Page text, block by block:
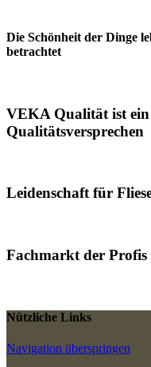
Die Schönheit der Dinge
betrachtet
VEKA Qualität ist ein
Qualitätsversprechen
Leidenschaft für
Fachmarkt der Profis
Nützliche Links
Navigation überspringen